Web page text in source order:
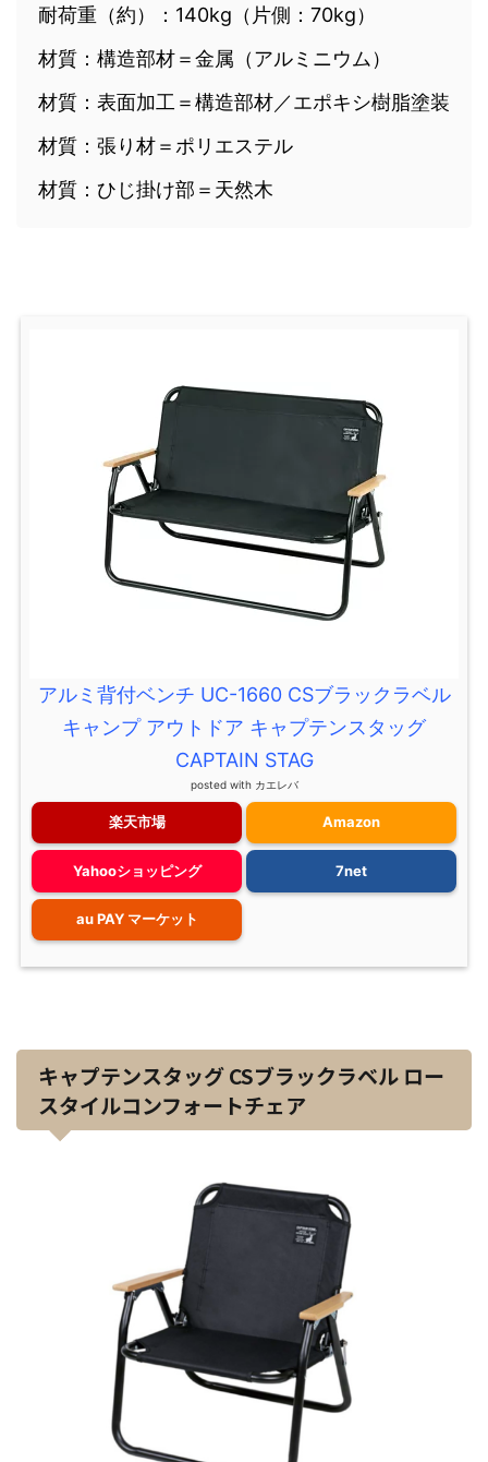
耐荷重（約）：140kg（片側：70kg）
材質：構造部材＝金属（アルミニウム）
材質：表面加工＝構造部材／エポキシ樹脂塗装
材質：張り材＝ポリエステル
材質：ひじ掛け部＝天然木
アルミ背付ベンチ UC-1660 CSブラックラベル
キャンプ アウトドア キャプテンスタッグ
CAPTAIN STAG
posted with カエレバ
楽天市場 Amazon
Yahooショッピング 7net
au PAY マーケット
キャプテンスタッグ CSブラックラベル ロー
スタイルコンフォートチェア